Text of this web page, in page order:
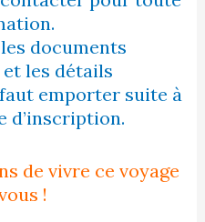
documents
les détails
emporter suite à
d’inscription.
de vivre ce voyage
!